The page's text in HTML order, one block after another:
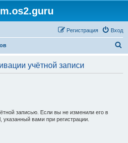
Вход
Регистрация
учётной записи
записью. Если вы не изменили его в
указанный вами при регистрации.